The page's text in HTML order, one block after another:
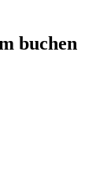
buchen